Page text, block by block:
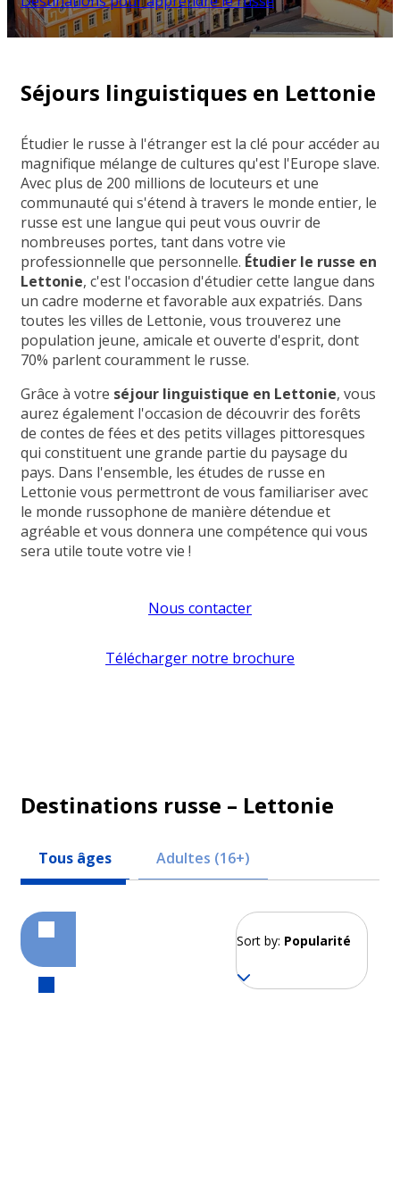
Séjours linguistiques en Lettonie
Étudier le russe à l'étranger est la clé pour accéder au
magnifique mélange de cultures qu'est l'Europe slave.
Avec plus de 200 millions de locuteurs et une
communauté qui s'étend à travers le monde entier, le
russe est une langue qui peut vous ouvrir de
nombreuses portes, tant dans votre vie
professionnelle que personnelle. Étudier le russe en
Lettonie, c'est l'occasion d'étudier cette langue dans
un cadre moderne et favorable aux expatriés. Dans
toutes les villes de Lettonie, vous trouverez une
population jeune, amicale et ouverte d'esprit, dont
70% parlent couramment le russe.
Grâce à votre séjour linguistique en Lettonie, vous
aurez également l'occasion de découvrir des forêts
de contes de fées et des petits villages pittoresques
qui constituent une grande partie du paysage du
pays. Dans l'ensemble, les études de russe en
Lettonie vous permettront de vous familiariser avec
le monde russophone de manière détendue et
agréable et vous donnera une compétence qui vous
sera utile toute votre vie !
Nous contacter
Télécharger notre brochure
Destinations russe – Lettonie
Tous âges Adultes (16+)
Sort by: Popularité